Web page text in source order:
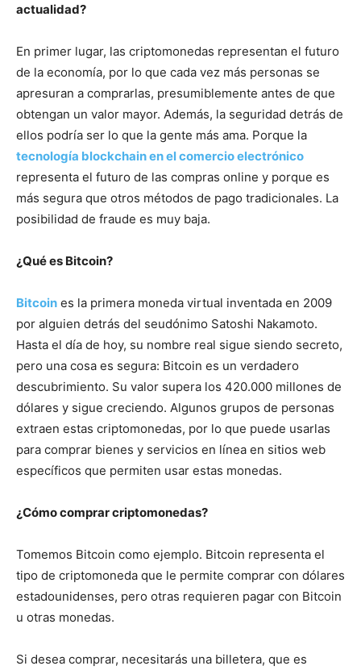
actualidad?
En primer lugar, las criptomonedas representan el futuro
de la economía, por lo que cada vez más personas se
apresuran a comprarlas, presumiblemente antes de que
obtengan un valor mayor. Además, la seguridad detrás de
ellos podría ser lo que la gente más ama. Porque la
tecnología blockchain en el comercio electrónico
representa el futuro de las compras online y porque es
más segura que otros métodos de pago tradicionales. La
posibilidad de fraude es muy baja.
¿Qué es Bitcoin?
Bitcoin es la primera moneda virtual inventada en 2009
por alguien detrás del seudónimo Satoshi Nakamoto.
Hasta el día de hoy, su nombre real sigue siendo secreto,
pero una cosa es segura: Bitcoin es un verdadero
descubrimiento. Su valor supera los 420.000 millones de
dólares y sigue creciendo. Algunos grupos de personas
extraen estas criptomonedas, por lo que puede usarlas
para comprar bienes y servicios en línea en sitios web
específicos que permiten usar estas monedas.
¿Cómo comprar criptomonedas?
Tomemos Bitcoin como ejemplo. Bitcoin representa el
tipo de criptomoneda que le permite comprar con dólares
estadounidenses, pero otras requieren pagar con Bitcoin
u otras monedas.
Si desea comprar, necesitarás una billetera, que es